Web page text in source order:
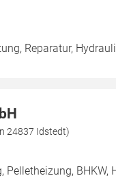
Reparatur,
24837 Idstedt)
BHKW,